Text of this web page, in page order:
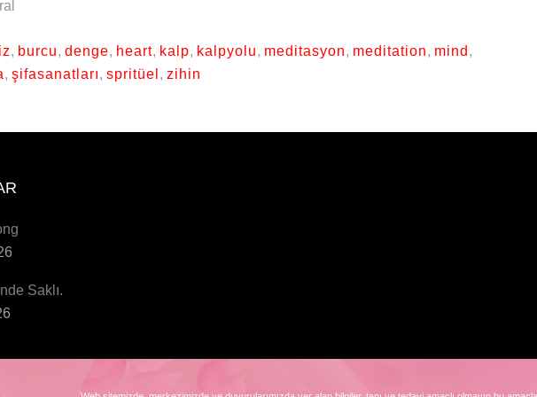
, burcu, denge, heart, kalp, kalpyolu, meditasyon, meditation, mind ,
, şifasanatları, spritüel , zihin
Saklı.